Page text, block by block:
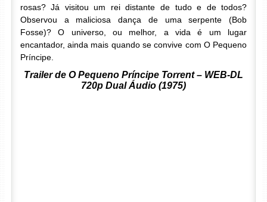
rosas? Já visitou um rei distante de tudo e de todos?
Observou a maliciosa dança de uma serpente (Bob
Fosse)? O universo, ou melhor, a vida é um lugar
encantador, ainda mais quando se convive com O Pequeno
Príncipe.
Trailer de O Pequeno Príncipe Torrent – WEB-DL
720p Dual Áudio (1975)